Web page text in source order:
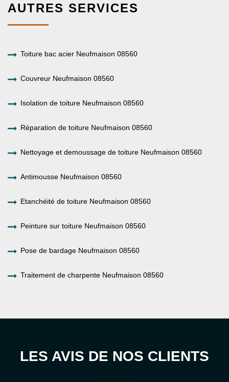
AUTRES SERVICES
Toiture bac acier Neufmaison 08560
Couvreur Neufmaison 08560
Isolation de toiture Neufmaison 08560
Réparation de toiture Neufmaison 08560
Nettoyage et demoussage de toiture Neufmaison 08560
Antimousse Neufmaison 08560
Etanchéité de toiture Neufmaison 08560
Peinture sur toiture Neufmaison 08560
Pose de bardage Neufmaison 08560
Traitement de charpente Neufmaison 08560
LES AVIS DE NOS CLIENTS